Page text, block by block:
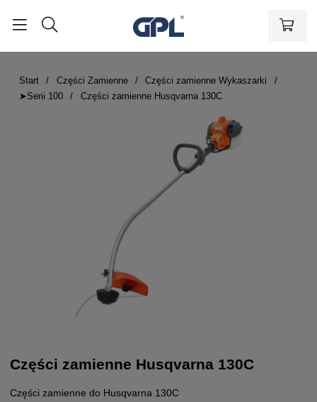
Start Części Zamienne
Części zamienne Wykaszarki
➤Serii 100
Części zamienne Husqvarna 130C
Części zamienne Husqvarna 130C
Części zamienne do Husqvarna 130C